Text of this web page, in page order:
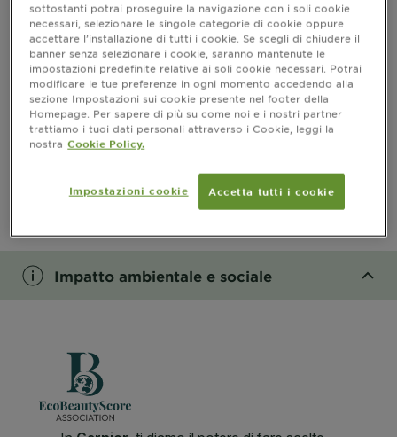
COME SI USA
CLOSE SUBPANEL
INGREDIENTI
CLOSE SUBPANEL
PRECAUZIONI D’USO
CLOSE SUBPANEL
Impatto ambientale e sociale
sottostanti potrai proseguire la navigazione con i soli cookie
necessari, selezionare le singole categorie di cookie oppure
accettare l’installazione di tutti i cookie. Se scegli di chiudere il
banner senza selezionare i cookie, saranno mantenute le
impostazioni predefinite relative ai soli cookie necessari. Potrai
modificare le tue preferenze in ogni momento accedendo alla
sezione Impostazioni sui cookie presente nel footer della
Homepage. Per sapere di più su come noi e i nostri partner
trattiamo i tuoi dati personali attraverso i Cookie, leggi la
nostra Cookie Policy.
Impostazioni cookie Accetta tutti i cookie